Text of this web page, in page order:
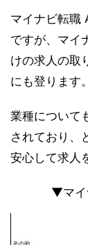
マイナビ転職
ですが、マイ
けの求人の取
にも登ります。
業種について
されており、
安心して求人
▼マ